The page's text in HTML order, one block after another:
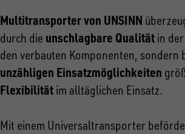
Multitransporter von UNSINN
durch die unschlagbare Qualität in
den verbauten Komponenten, sondern
unzähligen Einsatzmöglichkeiten
Flexibilität im alltäglichen Einsatz.
Mit einem Universaltransporter